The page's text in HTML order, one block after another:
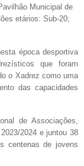
Municipal de
etários: Sub-20;
época desportiva
que foram
o Xadrez como uma
das capacidades
de Associações,
2024 e juntou 38
centenas de jovens